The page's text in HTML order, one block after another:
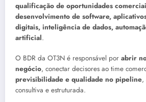
qualificação de oportunidades
desenvolvimento de software,
digitais, inteligência de dados,
artificial.
O BDR da OT3N é responsável por abrir
negócio, conectar decisores ao time
previsibilidade e qualidade no pipeline,
consultiva e estruturada.